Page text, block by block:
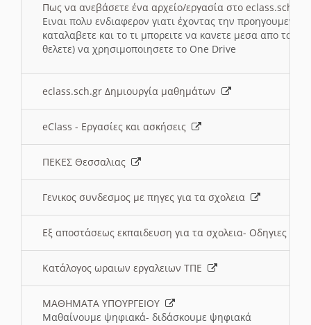
Πως να ανεβάσετε ένα αρχείο/εργασία στο eclass.sch.gr
Ειναι πολυ ενδιαφερον γιατι έχοντας την
καταλαβετε και το τι μπορειτε να κανετε μεσα απο το
θελετε) να χρησιμοποιησετε το One Drive
eclass.sch.gr Δημιουργία μαθημάτων
eClass - Εργασίες και ασκήσεις
ΠΕΚΕΣ Θεσσαλιας
Γενικος συνδεσμος με πηγες για τα σχολεια
Εξ αποστάσεως εκπαιδευση για τα σχολεια- Οδηγιες
Κατάλογος ωραιων εργαλειων ΤΠΕ
ΜΑΘΗΜΑΤΑ ΥΠΟΥΡΓΕΙΟΥ
Μαθαίνουμε ψηφιακά- διδάσκουμε ψηφιακά